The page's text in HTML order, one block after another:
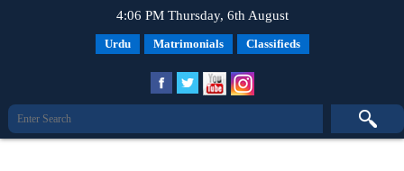
4:06 PM Thursday, 6th August
Urdu Matrimonials Classifieds